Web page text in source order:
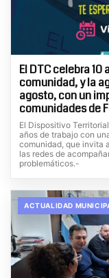
El DTC celebra
comunidad, y la
agosto, con un
comunidades de
El Dispositivo
años de trabajo con
comunidad, que invita
las redes de
problemáticos.-
ACTUALIDAD